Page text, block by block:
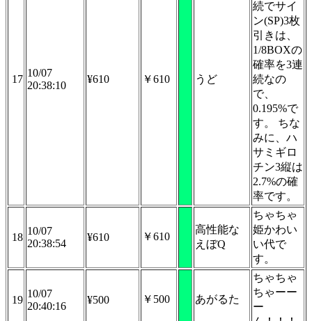
17
10/07
20:38:10
¥610 ￥610 うど
続でサイ
ン(SP)3枚
引きは、
1/8BOXの
確率を3連
続なの
で、
0.195%で
す。 ちな
みに、ハ
サミギロ
チン3縦は
2.7%の確
率です。
18
10/07
20:38:54
¥610 ￥610
高性能な
えぼQ
ちゃちゃ
姫かわい
い代で
す。
19
10/07
20:40:16
¥500 ￥500 あがるた
ちゃちゃ
ちゃーー
ー